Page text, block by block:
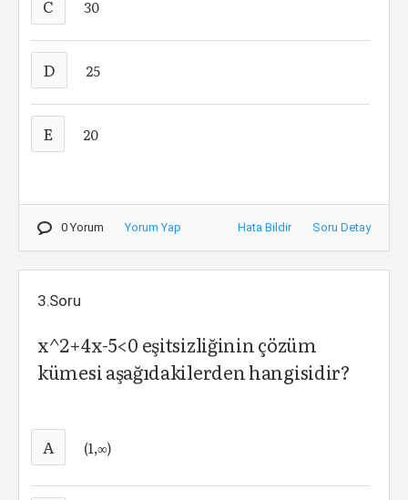
C 30
D 25
E 20
0 Yorum Yorum Yap Hata Bildir Soru Detay
3.Soru
x^2+4x-5<0 eşitsizliğinin çözüm
kümesi aşağıdakilerden hangisidir?
A (1,∞)